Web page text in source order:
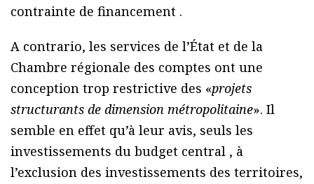
contrainte de financement .
A contrario, les services de l’État et de la
Chambre régionale des comptes ont une
conception trop restrictive des «projets
structurants de dimension métropolitaine». Il
semble en effet qu’à leur avis, seuls les
investissements du budget central , à
l’exclusion des investissements des territoires,